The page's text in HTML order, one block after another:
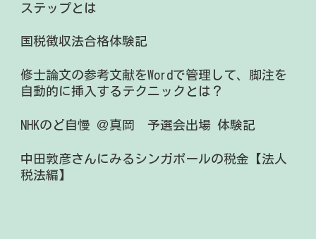
ステップとは
国税徴収法合格体験記
修士論文の参考文献をWordで管理して、脚注を
自動的に挿入するテクニックとは？
NHKのど自慢 ＠真岡 予選会出場 体験記
中田敦彦さんにみるシンガポールの税金【法人
税法編】